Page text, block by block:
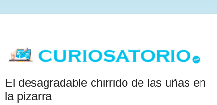
El desagradable chirrido de las uñas en
la pizarra